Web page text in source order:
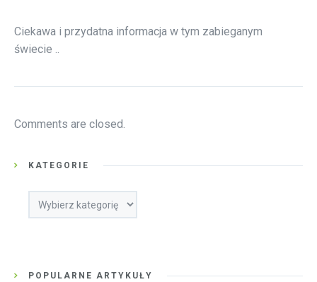
Ciekawa i przydatna informacja w tym zabieganym
świecie ..
Comments are closed.
KATEGORIE
POPULARNE ARTYKUŁY